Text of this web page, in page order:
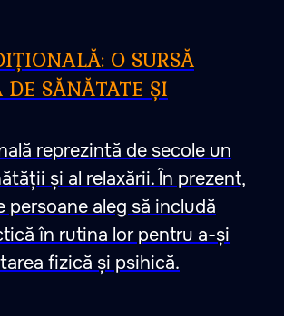
O SURSĂ
SĂNĂTATE ȘI
reprezintă de secole un
și al relaxării. În prezent,
persoane aleg să includă
în rutina lor pentru a-și
fizică și psihică.